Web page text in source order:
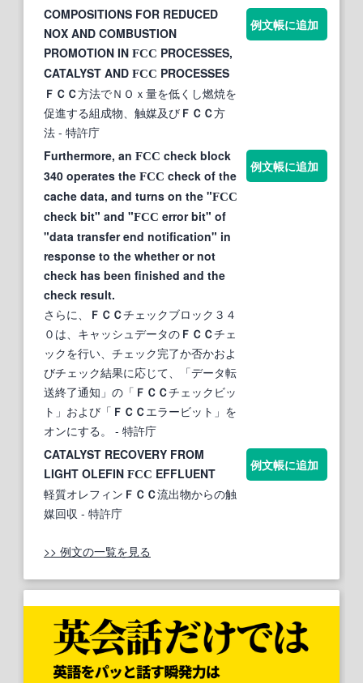
COMPOSITIONS FOR REDUCED
NOX AND COMBUSTION
PROMOTION IN FCC PROCESSES,
CATALYST AND FCC PROCESSES
ＦＣＣ方法でＮＯｘ量を低くし燃焼を
促進する組成物、触媒及び ＦＣＣ方
法 - 特許庁
例文帳に追加
Furthermore, an FCC check block
340 operates the FCC check of the
cache data, and turns on the "FCC
check bit" and "FCC error bit" of
"data transfer end notification" in
response to the whether or not
check has been finished and the
check result.
さらに、
ＦＣＣチェックブロック３４
０は、キャッシュデータの ＦＣＣチェ
ックを行い、チェック完了か否かおよ
びチェック結果に応じて、「データ転
送終了通知」の「 ＦＣＣチェックビッ
ト」および「 ＦＣＣエラービット」を
オンにする。
- 特許庁
例文帳に追加
CATALYST RECOVERY FROM
LIGHT OLEFIN FCC EFFLUENT
軽質オレフィン ＦＣＣ流出物からの触
媒回収 - 特許庁
例文帳に追加
>> 例文の一覧を見る